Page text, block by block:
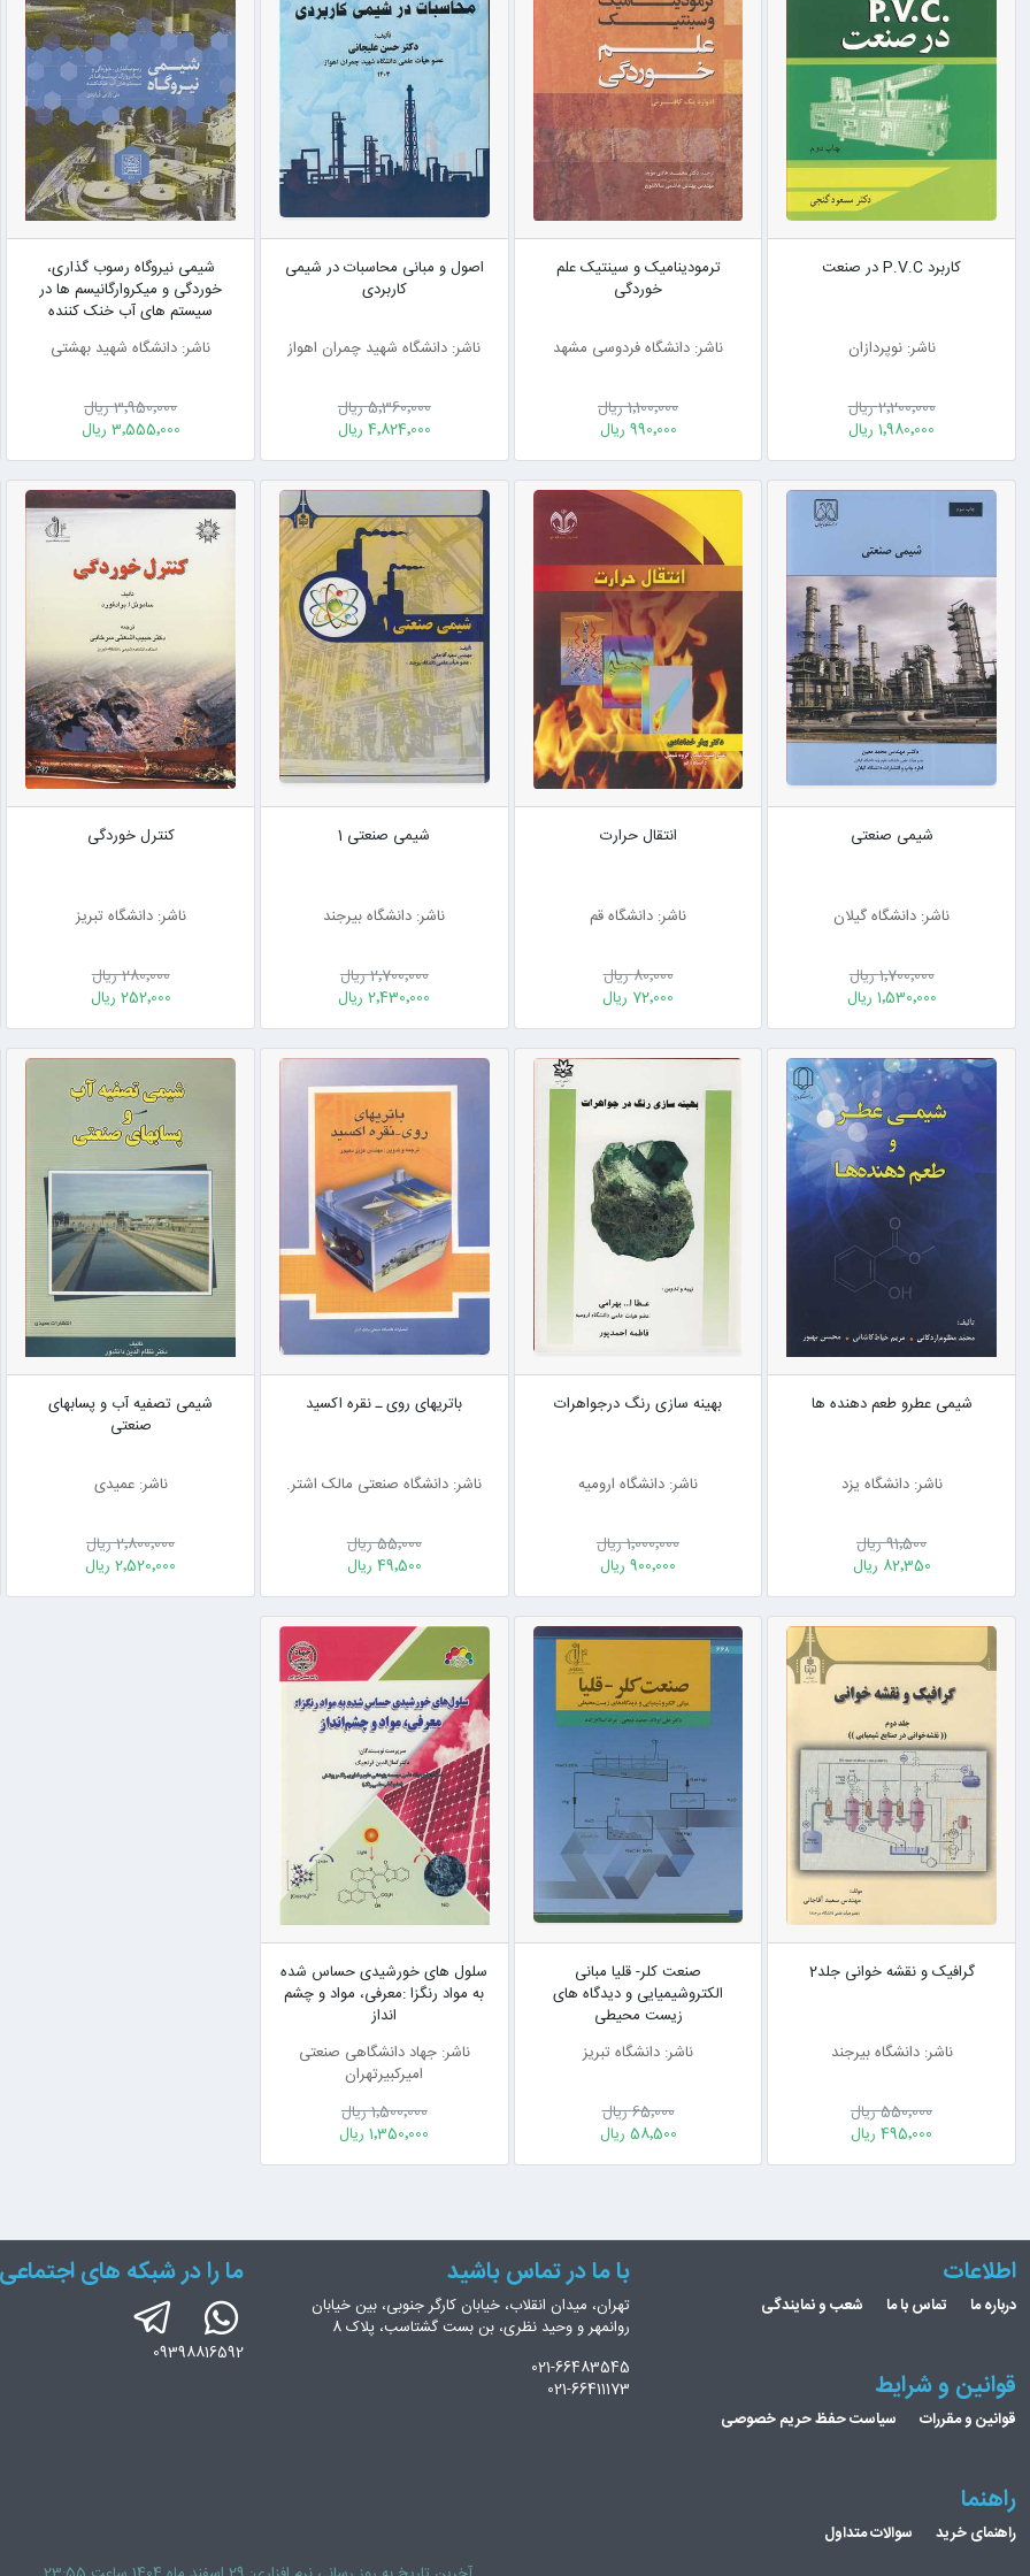
کاربرد P.V.C در صنعت
ناشر: نوپردازان
2٬200٬000 ریال
1٬980٬000 ریال
ترمودینامیک و سینتیک علم
خوردگی
ناشر: دانشگاه فردوسی مشهد
1٬100٬000 ریال
990٬000 ریال
اصول و مبانی محاسبات در شیمی
کاربردی
ناشر: دانشگاه شهید چمران اهواز
5٬360٬000 ریال
4٬824٬000 ریال
شیمی نیروگاه رسوب گذاری،
خوردگی و میکروارگانیسم ها در
سیستم های آب خنک کننده
ناشر: دانشگاه شهید بهشتی
3٬950٬000 ریال
3٬555٬000 ریال
شیمی صنعتی
ناشر: دانشگاه گیلان
1٬700٬000 ریال
1٬530٬000 ریال
انتقال حرارت
ناشر: دانشگاه قم
80٬000 ریال
72٬000 ریال
شیمی صنعتی 1
ناشر: دانشگاه بیرجند
2٬700٬000 ریال
2٬430٬000 ریال
کنترل خوردگی
ناشر: دانشگاه تبریز
280٬000 ریال
252٬000 ریال
شیمی عطرو طعم دهنده ها
ناشر: دانشگاه یزد
91٬500 ریال
82٬350 ریال
بهینه سازی رنگ درجواهرات
ناشر: دانشگاه ارومیه
1٬000٬000 ریال
900٬000 ریال
باتریهای روی ـ نقره اکسید
ناشر: دانشگاه صنعتی مالک اشتر.
55٬000 ریال
49٬500 ریال
شیمی تصفیه آب و پسابهای
صنعتی
ناشر: عمیدی
2٬800٬000 ریال
2٬520٬000 ریال
گرافیک و نقشه خوانی جلد2
ناشر: دانشگاه بیرجند
550٬000 ریال
495٬000 ریال
صنعت کلر- قلیا مبانی
الکتروشیمیایی و دیدگاه های
زیست محیطی
ناشر: دانشگاه تبریز
65٬000 ریال
58٬500 ریال
سلول های خورشیدی حساس شده
به مواد رنگزا :معرفی، مواد و چشم
انداز
ناشر: جهاد دانشگاهی صنعتی
امیرکبیرتهران
1٬500٬000 ریال
1٬350٬000 ریال
اطلاعات
درباره ما تماس با ما شعب و نمایندگی
قوانین و شرایط
قوانین و مقررات سیاست حفظ حریم خصوصی
راهنما
راهنمای خرید سوالات متداول
با ما در تماس باشید
تهران، میدان انقلاب، خیابان کارگر جنوبی، بین خیابان
روانمهر و وحید نظری، بن بست گشتاسب، پلاک 8
021-66483545
021-66411173
ما را در شبکه های
09398816592